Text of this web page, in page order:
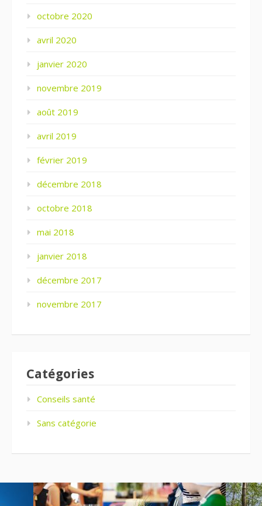
octobre 2020
avril 2020
janvier 2020
novembre 2019
août 2019
avril 2019
février 2019
décembre 2018
octobre 2018
mai 2018
janvier 2018
décembre 2017
novembre 2017
Catégories
Conseils santé
Sans catégorie